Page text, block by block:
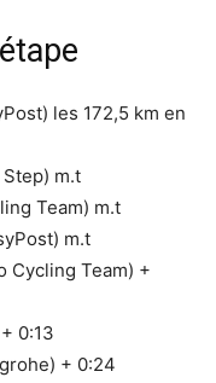
les 172,5 km en
Step) m.t
Team) m.t
m.t
Cycling Team) +
0:13
+ 0:24